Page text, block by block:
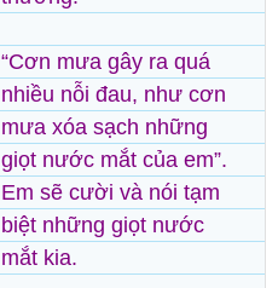
“Cơn mưa gây ra quá
nhiều nỗi đau, như cơn
mưa xóa sạch những
giọt nước mắt của em”.
Em sẽ cười và nói tạm
biệt những giọt nước
mắt kia.